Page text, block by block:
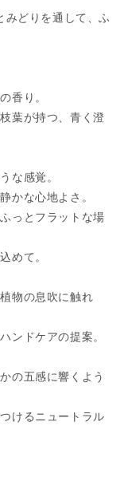
みどりを通して、ふ
香り。
葉が持つ、青く澄
な感覚。
かな心地よさ。
っとフラットな場
めて。
物の息吹に触れ
ンドケアの提案。
の五感に響くよう
けるニュートラル